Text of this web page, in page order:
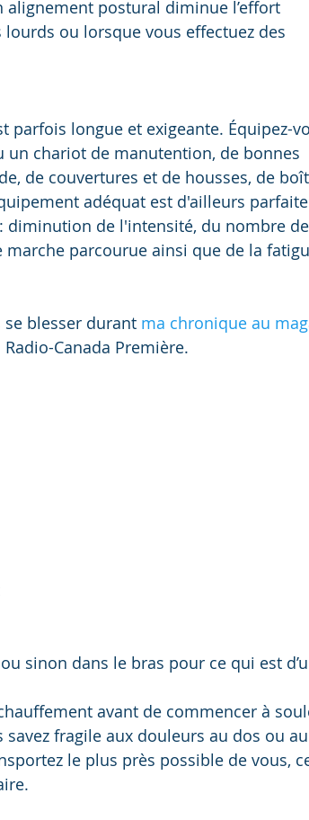
alignement postural diminue l’effort
ou lorsque vous effectuez des
parfois longue et exigeante. Équipez-
chariot de manutention, de bonnes
de couvertures et de housses, de
adéquat est d'ailleurs
de l'intensité, du nombre de
parcourue ainsi que de la
blesser durant ma chronique au
Radio-Canada Première.
sinon dans le bras pour ce qui est
avant de commencer à
fragile aux douleurs au dos ou
le plus près possible de vous,